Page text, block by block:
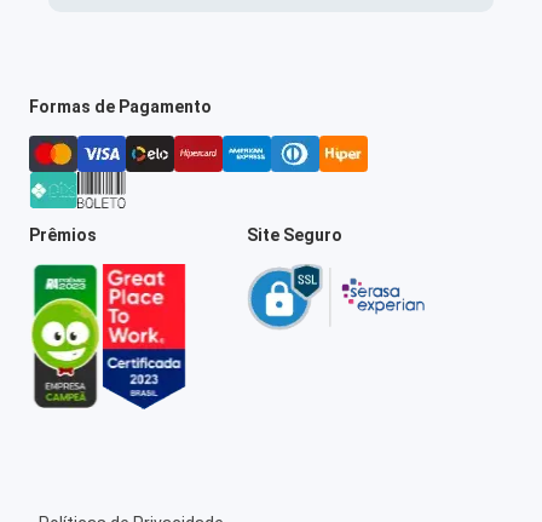
Formas de Pagamento
Prêmios Site Seguro